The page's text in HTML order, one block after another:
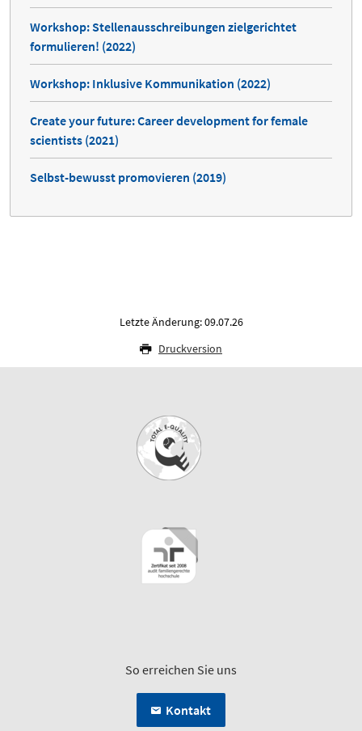
Workshop: Stellenausschreibungen zielgerichtet
formulieren! (2022)
Workshop: Inklusive Kommunikation (2022)
Create your future: Career development for female
scientists (2021)
Selbst-bewusst promovieren (2019)
Letzte Änderung: 09.07.26
Druckversion
So erreichen Sie uns
Kontakt